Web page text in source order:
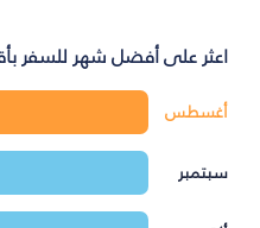
اعثر على أفضل شهر للسفر
أغسطس
سبتمبر